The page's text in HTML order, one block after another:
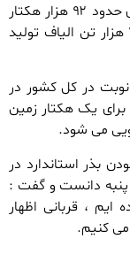
وی افزود : در سال ۱۴۰۲ سطح زیر کشت چیزی حدود ۹۲ هزار هکتار
بود که حدود ۲۷۰ هزار تن وش برداشت و ۷۵ هزار تن الیاف تولید
در کل کشور در
یک هکتار زمین
بذر استاندارد در
پنبه دانست و گفت :
، قربانی اظهار